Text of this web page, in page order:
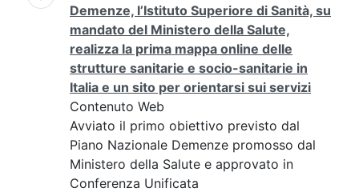
Demenze, l’Istituto Superiore di Sanità, su
mandato del Ministero della Salute,
realizza la prima mappa online delle
strutture sanitarie e socio-sanitarie in
Italia e un sito per orientarsi sui servizi
Contenuto Web
Avviato il primo obiettivo previsto dal
Piano Nazionale Demenze promosso dal
Ministero della Salute e approvato in
Conferenza Unificata